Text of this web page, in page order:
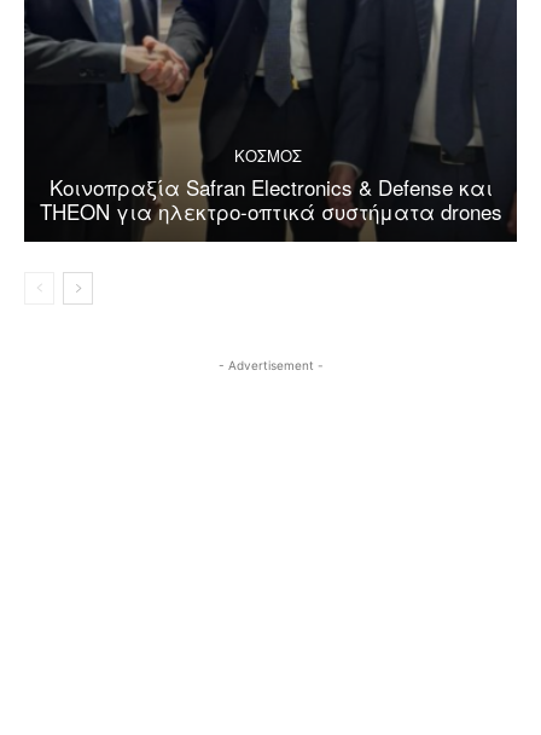
ΚΟΣΜΟΣ
Κοινοπραξία Safran Electronics & Defense και
THEON για ηλεκτρο-οπτικά συστήματα drones
- Advertisement -